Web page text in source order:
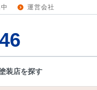
運営会社
装店を探す